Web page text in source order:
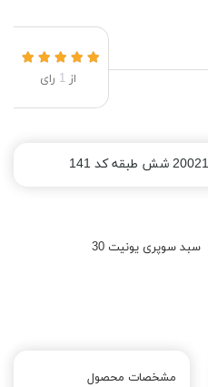
از 1 رای
سبد سوپری یونیت 30
مشخصات محصول